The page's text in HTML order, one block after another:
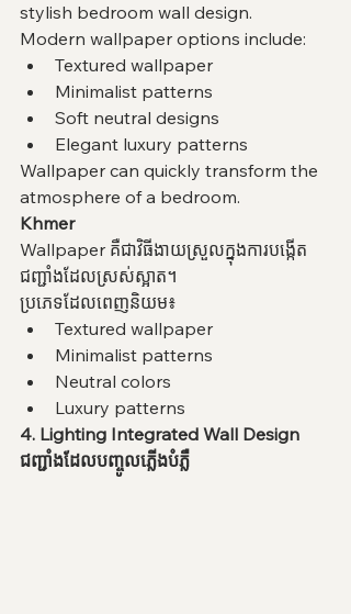
stylish bedroom wall design.
Modern wallpaper options include:
Textured wallpaper
Minimalist patterns
Soft neutral designs
Elegant luxury patterns
Wallpaper can quickly transform the
atmosphere of a bedroom.
Khmer
Wallpaper គឺជាវិធីងាយស្រួលក្នុងការបង្កើត
ជញ្ជាំងដែលស្រស់ស្អាត។
ប្រភេទដែលពេញនិយម៖
Textured wallpaper
Minimalist patterns
Neutral colors
Luxury patterns
4. Lighting Integrated Wall Design
ជញ្ជាំងដែលបញ្ចូលភ្លើងបំភ្លឺ